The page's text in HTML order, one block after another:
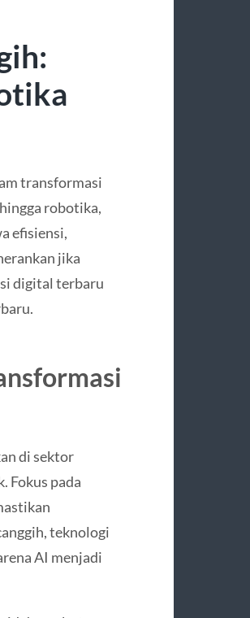
transformasi
robotika,
efisiensi,
jika
digital terbaru
di sektor
Fokus pada
teknologi
AI menjadi